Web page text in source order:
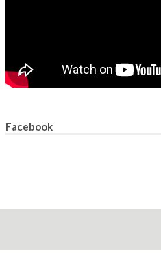
Facebook